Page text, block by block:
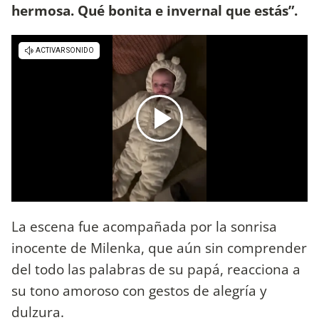
hermosa. Qué bonita e invernal que estás”.
La escena fue acompañada por la sonrisa
inocente de Milenka, que aún sin comprender
del todo las palabras de su papá, reacciona a
su tono amoroso con gestos de alegría y
dulzura.